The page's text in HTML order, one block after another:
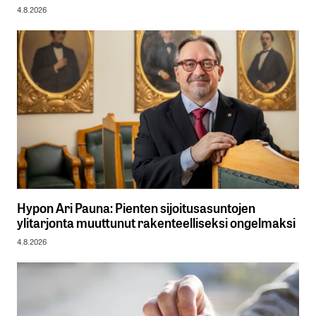
4.8.2026
Hypon Ari Pauna: Pienten sijoitusasuntojen
ylitarjonta muuttunut rakenteelliseksi ongelmaksi
4.8.2026